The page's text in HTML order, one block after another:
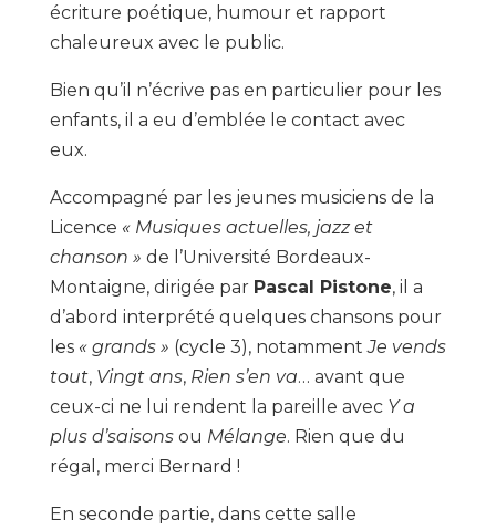
écriture poétique, humour et rapport
chaleureux avec le public.
Bien qu’il n’écrive pas en particulier pour les
enfants, il a eu d’emblée le contact avec
eux.
Accompagné par les jeunes musiciens de la
Licence « Musiques actuelles, jazz et
chanson » de l’Université Bordeaux-
Montaigne, dirigée par Pascal Pistone, il a
d’abord interprété quelques chansons pour
les « grands » (cycle 3), notammentJe vends
tout, Vingt ans, Rien s’en va… avant que
ceux-ci ne lui rendent la pareille avec Y a
plus d’saisonsou Mélange. Rien que du
régal, merci Bernard !
En seconde partie, dans cette salle